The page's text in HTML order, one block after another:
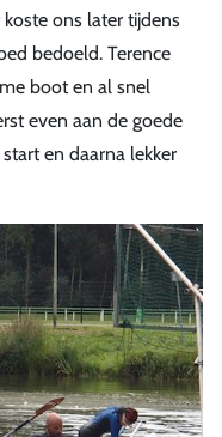
ons later tijdens
bedoeld. Terence
boot en al snel
even aan de goede
en daarna lekker